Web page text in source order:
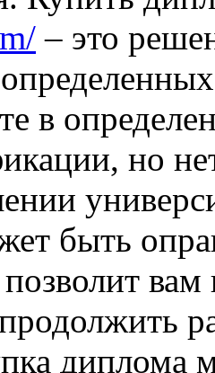
– это
в
но
быть
позволит
диплома